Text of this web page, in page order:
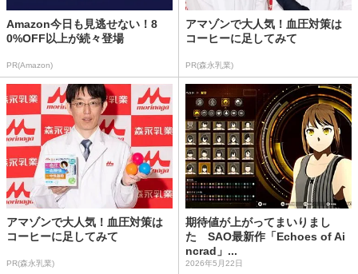
Amazon今日も見逃せない！8
0%OFF以上が続々登場
PR(Amazon)
アマゾンで大人気！血圧対策は
コーヒーに足してみて
PR(森永乳業)
アマゾンで大人気！血圧対策は
コーヒーに足してみて
PR(森永乳業)
期待値が上がってまいりまし
た SAO最新作「Echoes of Ai
ncrad」...
2026年5月22日